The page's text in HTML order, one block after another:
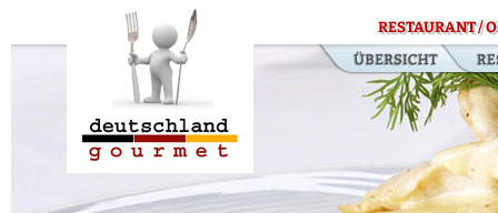
RESTAURANT /